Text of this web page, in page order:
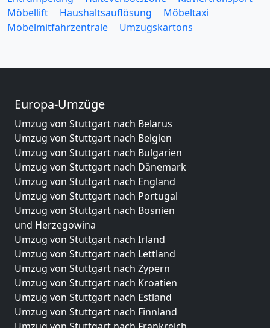
Möbellift
Haushaltsauflösung
Möbeltaxi
Möbelmitfahrzentrale
Umzugskartons
Europa-Umzüge
Umzug von Stuttgart nach Belarus
Umzug von Stuttgart nach Belgien
Umzug von Stuttgart nach Bulgarien
Umzug von Stuttgart nach Dänemark
Umzug von Stuttgart nach England
Umzug von Stuttgart nach Portugal
Umzug von Stuttgart nach Bosnien
und Herzegowina
Umzug von Stuttgart nach Irland
Umzug von Stuttgart nach Lettland
Umzug von Stuttgart nach Zypern
Umzug von Stuttgart nach Kroatien
Umzug von Stuttgart nach Estland
Umzug von Stuttgart nach Finnland